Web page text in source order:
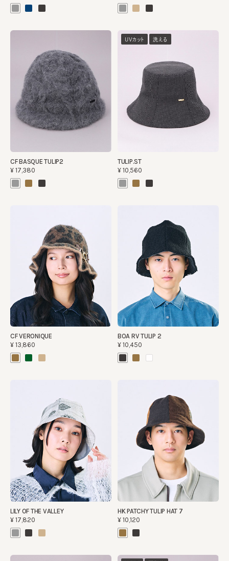
CF BASQUE TULIP2
¥17,380
UVカット 洗える
TULIP.ST
¥10,560
CF VERONIQUE
¥13,860
BOA RV TULIP 2
¥10,450
LILY OF THE VALLEY
¥17,820
HK PATCHY TULIP HAT 7
¥10,120